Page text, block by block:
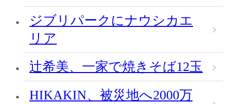
ジブリパークにナウシカエ
リア
辻希美、一家で焼きそば12玉
HIKAKIN、被災地へ2000万